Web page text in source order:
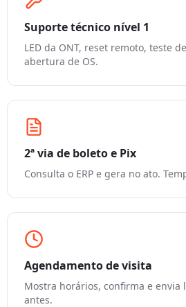
Suporte técnico nível 1
LED da ONT, reset remoto, teste
abertura de OS.
2ª via de boleto e Pix
Consulta o ERP e gera no ato.
Agendamento de visita
Mostra horários, confirma e envia
antes.